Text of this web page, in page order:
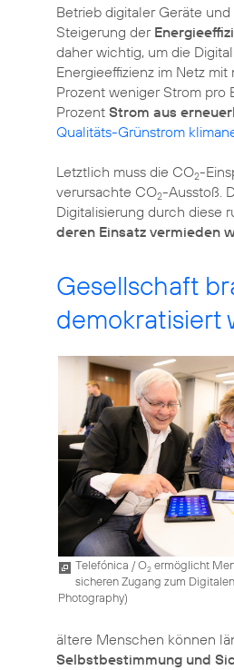
Betrieb digitaler Geräte
Steigerung der
daher wichtig, um die
Energieeffizienz im Netz
Prozent weniger Strom pro
Prozent Strom aus
Qualitäts-Grünstrom
Letztlich muss die CO2-
verursachte CO2-Ausstoß.
Digitalisierung durch diese
deren Einsatz vermieden
Gesellschaft
demokratisiert
Telefónica / O2 ermöglicht
sicheren Zugang zum
Photography)
ältere Menschen können
Selbstbestimmung und